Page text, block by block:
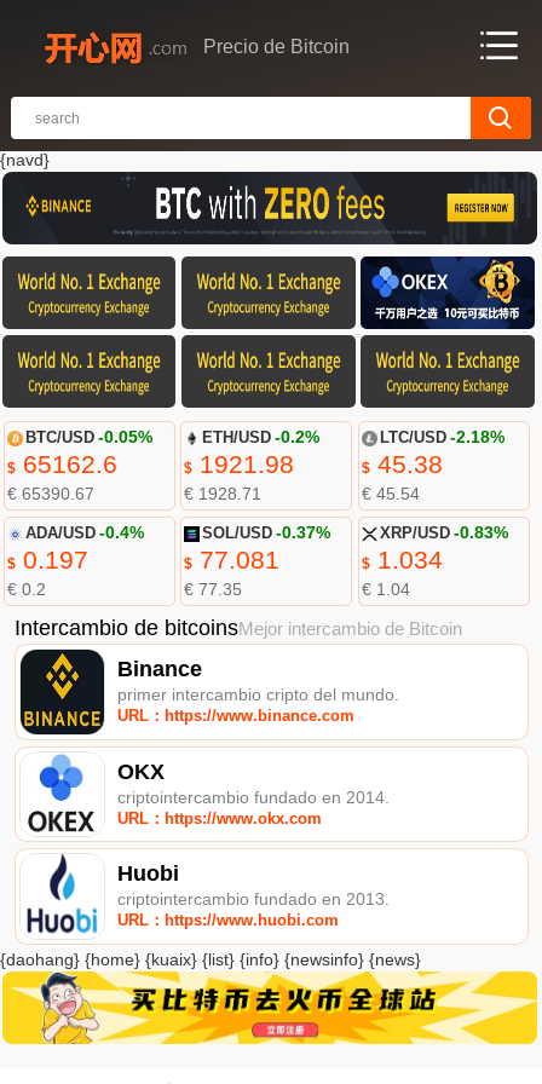
Precio de Bitcoin
{navd}
BTC/USD -0.05%
$65162.6
€ 65390.67
ETH/USD -0.2%
$ 1921.98
€ 1928.71
LTC/USD -2.18%
$45.38
€ 45.54
ADA/USD -0.4%
$0.197
€ 0.2
SOL/USD -0.37%
$ 77.081
€ 77.35
XRP/USD -0.83%
$1.034
€ 1.04
Intercambio de bitcoinsMejor intercambio de Bitcoin
Binance
primer intercambio cripto del mundo.
URL：https://www.binance.com
OKX
criptointercambio fundado en 2014.
URL：https://www.okx.com
Huobi
criptointercambio fundado en 2013.
URL：https://www.huobi.com
{daohang} {home} {kuaix} {list} {info} {newsinfo} {news}